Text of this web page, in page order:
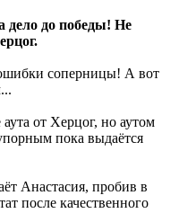
дело до победы! Не
соперницы! А вот
от Херцог, но аутом
пока выдаётся
Анастасия, пробив в
после качественного